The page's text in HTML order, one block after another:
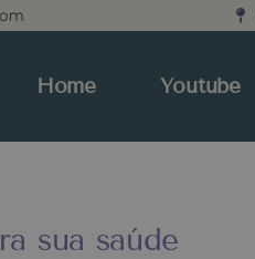
Home Youtube
sua saúde